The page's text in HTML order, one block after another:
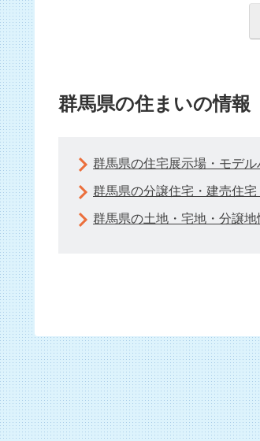
群馬県の住まいの情報
群馬県の住宅展示場・モデル
群馬県の分譲住宅・建売住
群馬県の土地・宅地・分譲地